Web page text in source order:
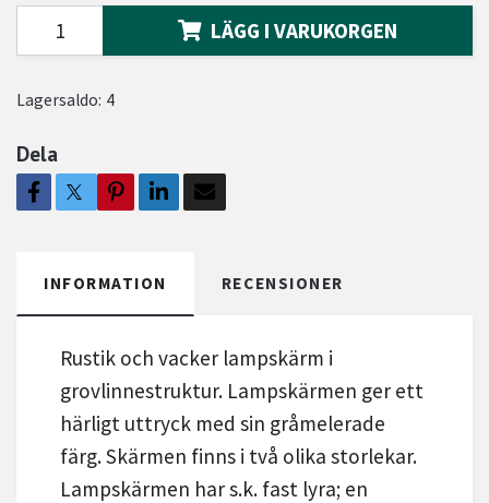
LÄGG I VARUKORGEN
Lagersaldo: 4
Dela
INFORMATION RECENSIONER
Rustik och vacker lampskärm i
grovlinnestruktur. Lampskärmen ger ett
härligt uttryck med sin gråmelerade
färg. Skärmen finns i två olika storlekar.
Lampskärmen har s.k. fast lyra; en